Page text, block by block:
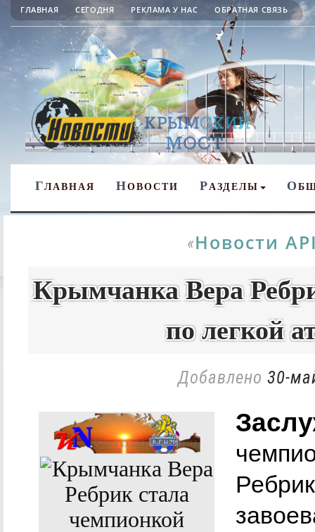
ГЛАВНАЯ СЕГОДНЯ РЕКЛАМА У НАС ОБРАТНАЯ СВЯЗЬ
ГЛАВНАЯ НОВОСТИ РАЗДЕЛЫ О
«Новости
Крымчанка Вера
по легкой
Добавлено 30-